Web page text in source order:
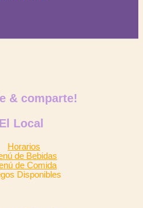
& comparte!
Local
Horarios
de Bebidas
de Comida
Disponibles